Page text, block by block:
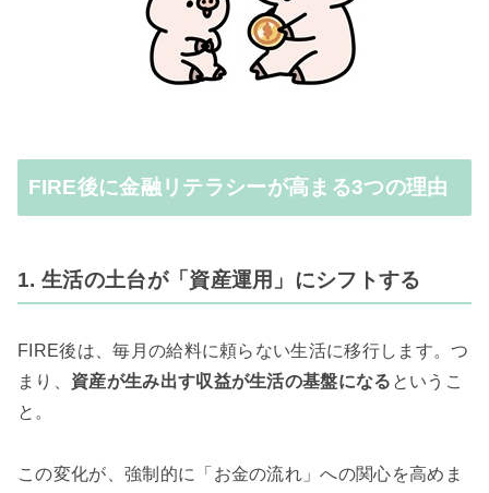
FIRE後に金融リテラシーが高まる3つの理由
1. 生活の土台が「資産運用」にシフトする
FIRE後は、毎月の給料に頼らない生活に移行します。つ
まり、 資産が生み出す収益が生活の基盤になる というこ
と。
この変化が、強制的に「お金の流れ」への関心を高めま